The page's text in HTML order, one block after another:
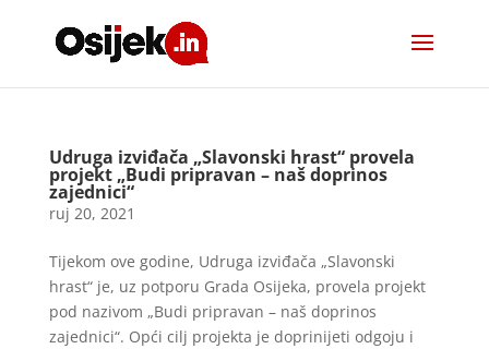
Udruga izviđača „Slavonski hrast“ provela
projekt „Budi pripravan – naš doprinos
zajednici“
ruj 20, 2021
Tijekom ove godine, Udruga izviđača „Slavonski
hrast“ je, uz potporu Grada Osijeka, provela projekt
pod nazivom „Budi pripravan – naš doprinos
zajednici“. Opći cilj projekta je doprinijeti odgoju i